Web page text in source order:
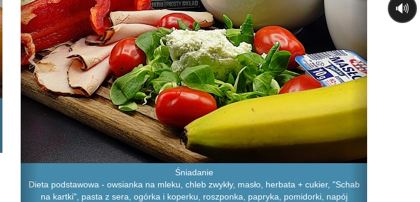
Śniadanie
Dieta podstawowa - owsianka na mleku, chleb zwykły, masło, herbata + cukier, "Schab
na kartki", pasta z sera, ogórka i koperku, roszponka, papryka, pomidorki, napój
🔊